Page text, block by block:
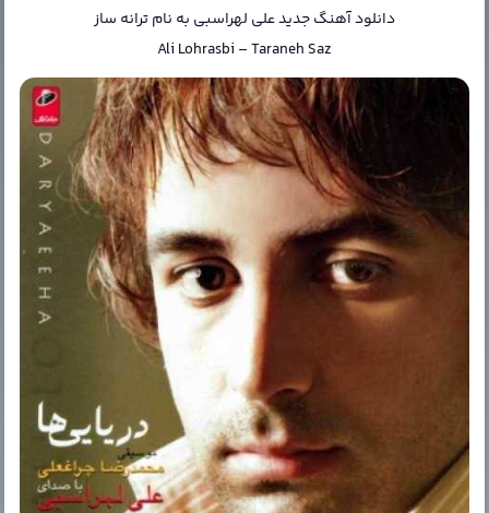
دانلود آهنگ جدیدعلی لهراسبی به نامترانه ساز
Ali Lohrasbi –Taraneh Saz